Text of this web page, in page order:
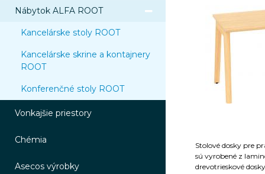
Nábytok ALFA ROOT
Kancelárske stoly ROOT
Kancelárske skrine a kontajnery
ROOT
Konferenčné stoly ROOT
Vonkajšie priestory
Chémia
Asecos výrobky
kresba rokov a
Kovové časti
kvalitné epoxy-
v RAL9010 (biela)
Stolové dosky pre
sú vyrobené z
drevotrieskové